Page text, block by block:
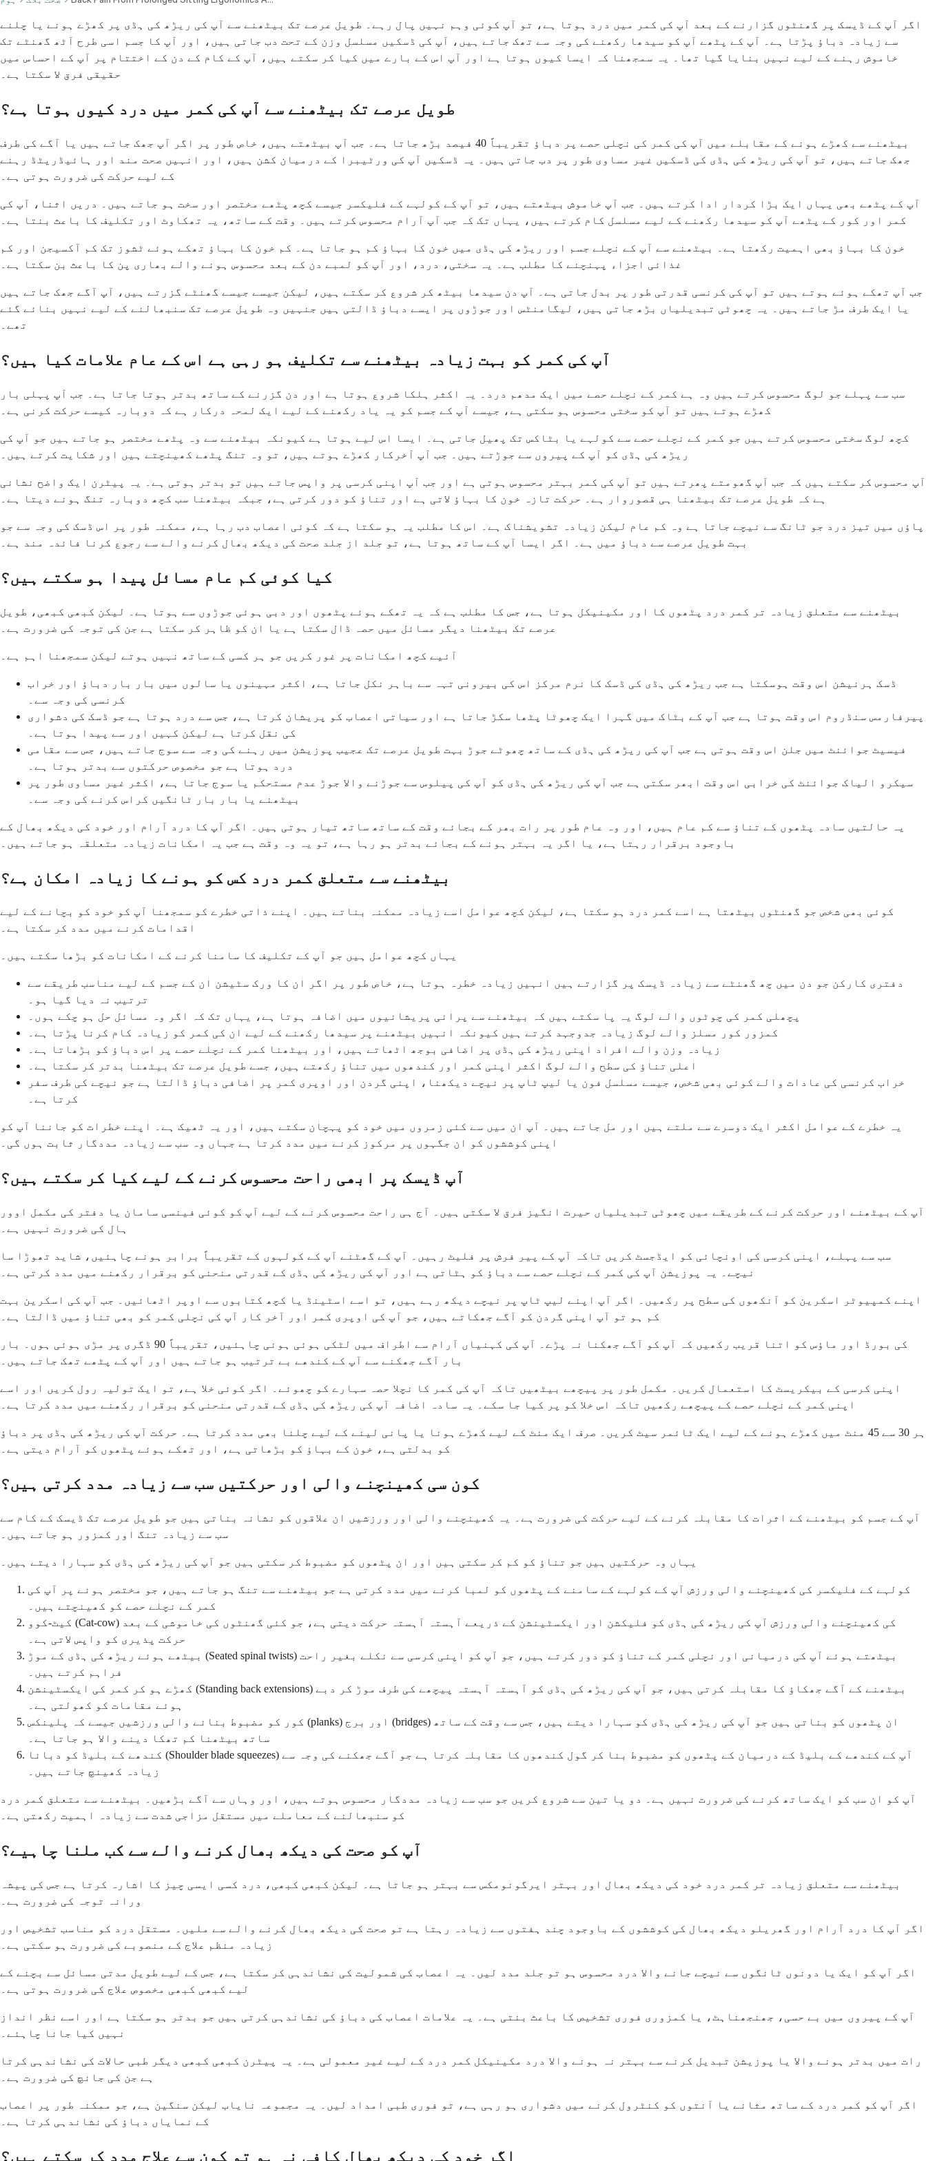
اگر آپ کے ڈیسک پر گھنٹوں گزارنے کے بعد آپ کی کمر میں درد ہوتا ہے، تو آپ کوئی وہم نہیں پال رہے۔ طویل عرصے تک بیٹھنے سے آپ کی ریڑھ کی ہڈی پر کھڑے ہونے یا چلنے
سے زیادہ دباؤ پڑتا ہے۔ آپ کے پٹھے آپ کو سیدھا رکھنے کی وجہ سے تھک جاتے ہیں، آپ کی ڈسکیں مسلسل وزن کے تحت دب جاتی ہیں، اور آپ کا جسم اسی طرح آٹھ گھنٹے تک
خاموش رہنے کے لیے نہیں بنایا گیا تھا۔ یہ سمجھنا کہ ایسا کیوں ہوتا ہے اور آپ اس کے بارے میں کیا کر سکتے ہیں، آپ کے کام کے دن کے اختتام پر آپ کے احساس میں
حقیقی فرق لا سکتا ہے۔
طویل عرصے تک بیٹھنے سے آپ کی کمر میں درد کیوں ہوتا ہے؟
بیٹھنے سے کھڑے ہونے کے مقابلے میں آپ کی کمر کی نچلی حصے پر دباؤ تقریباً 40 فیصد بڑھ جاتا ہے۔ جب آپ بیٹھتے ہیں، خاص طور پر اگر آپ جھک جاتے ہیں یا آگے کی طرف
جھک جاتے ہیں، تو آپ کی ریڑھ کی ہڈی کی ڈسکیں غیر مساوی طور پر دب جاتی ہیں۔ یہ ڈسکیں آپ کی ورٹیبرا کے درمیان کشن ہیں، اور انہیں صحت مند اور ہائیڈریٹڈ رہنے
کے لیے حرکت کی ضرورت ہوتی ہے۔
آپ کے پٹھے بھی یہاں ایک بڑا کردار ادا کرتے ہیں۔ جب آپ خاموش بیٹھتے ہیں، تو آپ کے کولہے کے فلیکسر جیسے کچھ پٹھے مختصر اور سخت ہو جاتے ہیں۔ دریں اثنا، آپ کی
کمر اور کور کے پٹھے آپ کو سیدھا رکھنے کے لیے مسلسل کام کرتے ہیں، یہاں تک کہ جب آپ آرام محسوس کرتے ہیں۔ وقت کے ساتھ، یہ تھکاوٹ اور تکلیف کا باعث بنتا ہے۔
خون کا بہاؤ بھی اہمیت رکھتا ہے۔ بیٹھنے سے آپ کے نچلے جسم اور ریڑھ کی ہڈی میں خون کا بہاؤ کم ہو جاتا ہے۔ کم خون کا بہاؤ تھکے ہوئے ٹشوز تک کم آکسیجن اور کم
غذائی اجزاء پہنچنے کا مطلب ہے۔ یہ سختی، درد، اور آپ کو لمبے دن کے بعد محسوس ہونے والے بھاری پن کا باعث بن سکتا ہے۔
جب آپ تھکے ہوئے ہوتے ہیں تو آپ کی کرنسی قدرتی طور پر بدل جاتی ہے۔ آپ دن سیدھا بیٹھ کر شروع کر سکتے ہیں، لیکن جیسے جیسے گھنٹے گزرتے ہیں، آپ آگے جھک جاتے ہیں
یا ایک طرف مڑ جاتے ہیں۔ یہ چھوٹی تبدیلیاں بڑھ جاتی ہیں، لیگامنٹس اور جوڑوں پر ایسے دباؤ ڈالتی ہیں جنہیں وہ طویل عرصے تک سنبھالنے کے لیے نہیں بنائے گئے
تھے۔
آپ کی کمر کو بہت زیادہ بیٹھنے سے تکلیف ہو رہی ہے اس کے عام علامات کیا ہیں؟
سب سے پہلے جو لوگ محسوس کرتے ہیں وہ ہے کمر کے نچلے حصے میں ایک مدھم درد۔ یہ اکثر ہلکا شروع ہوتا ہے اور دن گزرنے کے ساتھ بدتر ہوتا جاتا ہے۔ جب آپ پہلی بار
کھڑے ہوتے ہیں تو آپ کو سختی محسوس ہو سکتی ہے، جیسے آپ کے جسم کو یہ یاد رکھنے کے لیے ایک لمحہ درکار ہے کہ دوبارہ کیسے حرکت کرنی ہے۔
کچھ لوگ سختی محسوس کرتے ہیں جو کمر کے نچلے حصے سے کولہے یا بٹاکس تک پھیل جاتی ہے۔ ایسا اس لیے ہوتا ہے کیونکہ بیٹھنے سے وہ پٹھے مختصر ہو جاتے ہیں جو آپ کی
ریڑھ کی ہڈی کو آپ کے پیروں سے جوڑتے ہیں۔ جب آپ آخرکار کھڑے ہوتے ہیں، تو وہ تنگ پٹھے کھینچتے ہیں اور شکایت کرتے ہیں۔
آپ محسوس کر سکتے ہیں کہ جب آپ گھومتے پھرتے ہیں تو آپ کی کمر بہتر محسوس ہوتی ہے اور جب آپ اپنی کرسی پر واپس جاتے ہیں تو بدتر ہوتی ہے۔ یہ پیٹرن ایک واضح نشانی
ہے کہ طویل عرصے تک بیٹھنا ہی قصوروار ہے۔ حرکت تازہ خون کا بہاؤ لاتی ہے اور تناؤ کو دور کرتی ہے، جبکہ بیٹھنا سب کچھ دوبارہ تنگ ہونے دیتا ہے۔
پاؤں میں تیز درد جو ٹانگ سے نیچے جاتا ہے وہ کم عام لیکن زیادہ تشویشناک ہے۔ اس کا مطلب یہ ہو سکتا ہے کہ کوئی اعصاب دب رہا ہے، ممکنہ طور پر اس ڈسک کی وجہ سے جو
بہت طویل عرصے سے دباؤ میں ہے۔ اگر ایسا آپ کے ساتھ ہوتا ہے، تو جلد از جلد صحت کی دیکھ بھال کرنے والے سے رجوع کرنا فائدہ مند ہے۔
کیا کوئی کم عام مسائل پیدا ہو سکتے ہیں؟
بیٹھنے سے متعلق زیادہ تر کمر درد پٹھوں کا اور مکینیکل ہوتا ہے، جس کا مطلب ہے کہ یہ تھکے ہوئے پٹھوں اور دبی ہوئی جوڑوں سے ہوتا ہے۔ لیکن کبھی کبھی، طویل
عرصے تک بیٹھنا دیگر مسائل میں حصہ ڈال سکتا ہے یا ان کو ظاہر کر سکتا ہے جن کی توجہ کی ضرورت ہے۔
آئیے کچھ امکانات پر غور کریں جو ہر کسی کے ساتھ نہیں ہوتے لیکن سمجھنا اہم ہے۔
ڈسک ہرنیشن اس وقت ہوسکتا ہے جب ریڑھ کی ہڈی کی ڈسک کا نرم مرکز اس کی بیرونی تہہ سے باہر نکل جاتا ہے، اکثر مہینوں یا سالوں میں بار بار دباؤ اور خراب
کرنسی کی وجہ سے۔
پیرفارمس سنڈروم اس وقت ہوتا ہے جب آپ کے بٹاک میں گہرا ایک چھوٹا پٹھا سکڑ جاتا ہے اور سیاتی اعصاب کو پریشان کرتا ہے، جس سے درد ہوتا ہے جو ڈسک کی دشواری
کی نقل کرتا ہے لیکن کہیں اور سے پیدا ہوتا ہے۔
فیسیٹ جوائنٹ میں جلن اس وقت ہوتی ہے جب آپ کی ریڑھ کی ہڈی کے ساتھ چھوٹے جوڑ بہت طویل عرصے تک عجیب پوزیشن میں رہنے کی وجہ سے سوج جاتے ہیں، جس سے مقامی
درد ہوتا ہے جو مخصوص حرکتوں سے بدتر ہوتا ہے۔
سیکرو الیاک جوائنٹ کی خرابی اس وقت ابھر سکتی ہے جب آپ کی ریڑھ کی ہڈی کو آپ کی پیلوس سے جوڑنے والا جوڑ عدم مستحکم یا سوج جاتا ہے، اکثر غیر مساوی طور پر
بیٹھنے یا بار بار ٹانگیں کراس کرنے کی وجہ سے۔
یہ حالتیں سادہ پٹھوں کے تناؤ سے کم عام ہیں، اور وہ عام طور پر رات بھر کے بجائے وقت کے ساتھ ساتھ تیار ہوتی ہیں۔ اگر آپ کا درد آرام اور خود کی دیکھ بھال کے
باوجود برقرار رہتا ہے، یا اگر یہ بہتر ہونے کے بجائے بدتر ہو رہا ہے، تو یہ وہ وقت ہے جب یہ امکانات زیادہ متعلقہ ہو جاتے ہیں۔
بیٹھنے سے متعلق کمر درد کس کو ہونے کا زیادہ امکان ہے؟
کوئی بھی شخص جو گھنٹوں بیٹھتا ہے اسے کمر درد ہو سکتا ہے، لیکن کچھ عوامل اسے زیادہ ممکنہ بناتے ہیں۔ اپنے ذاتی خطرے کو سمجھنا آپ کو خود کو بچانے کے لیے
اقدامات کرنے میں مدد کر سکتا ہے۔
یہاں کچھ عوامل ہیں جو آپ کے تکلیف کا سامنا کرنے کے امکانات کو بڑھا سکتے ہیں۔
دفتری کارکن جو دن میں چھ گھنٹے سے زیادہ ڈیسک پر گزارتے ہیں انہیں زیادہ خطرہ ہوتا ہے، خاص طور پر اگر ان کا ورک سٹیشن ان کے جسم کے لیے مناسب طریقے سے
ترتیب نہ دیا گیا ہو۔
پچھلی کمر کی چوٹوں والے لوگ یہ پا سکتے ہیں کہ بیٹھنے سے پرانی پریشانیوں میں اضافہ ہوتا ہے، یہاں تک کہ اگر وہ مسائل حل ہو چکے ہوں۔
کمزور کور مسلز والے لوگ زیادہ جدوجہد کرتے ہیں کیونکہ انہیں بیٹھنے پر سیدھا رکھنے کے لیے ان کی کمر کو زیادہ کام کرنا پڑتا ہے۔
زیادہ وزن والے افراد اپنی ریڑھ کی ہڈی پر اضافی بوجھ اٹھاتے ہیں، اور بیٹھنا کمر کے نچلے حصے پر اس دباؤ کو بڑھاتا ہے۔
اعلی تناؤ کی سطح والے لوگ اکثر اپنی کمر اور کندھوں میں تناؤ رکھتے ہیں، جسے طویل عرصے تک بیٹھنا بدتر کر سکتا ہے۔
خراب کرنسی کی عادات والے کوئی بھی شخص، جیسے مسلسل فون یا لیپ ٹاپ پر نیچے دیکھنا، اپنی گردن اور اوپری کمر پر اضافی دباؤ ڈالتا ہے جو نیچے کی طرف سفر
کرتا ہے۔
یہ خطرے کے عوامل اکثر ایک دوسرے سے ملتے ہیں اور مل جاتے ہیں۔ آپ ان میں سے کئی زمروں میں خود کو پہچان سکتے ہیں، اور یہ ٹھیک ہے۔ اپنے خطرات کو جاننا آپ کو
اپنی کوششوں کو ان جگہوں پر مرکوز کرنے میں مدد کرتا ہے جہاں وہ سب سے زیادہ مددگار ثابت ہوں گی۔
آپ ڈیسک پر ابھی راحت محسوس کرنے کے لیے کیا کر سکتے ہیں؟
آپ کے بیٹھنے اور حرکت کرنے کے طریقے میں چھوٹی تبدیلیاں حیرت انگیز فرق لا سکتی ہیں۔ آج ہی راحت محسوس کرنے کے لیے آپ کو کوئی فینسی سامان یا دفتر کی مکمل اوور
ہال کی ضرورت نہیں ہے۔
سب سے پہلے، اپنی کرسی کی اونچائی کو ایڈجسٹ کریں تاکہ آپ کے پیر فرش پر فلیٹ رہیں۔ آپ کے گھٹنے آپ کے کولہوں کے تقریباً برابر ہونے چاہئیں، شاید تھوڑا سا
نیچے۔ یہ پوزیشن آپ کی کمر کے نچلے حصے سے دباؤ کو ہٹاتی ہے اور آپ کی ریڑھ کی ہڈی کے قدرتی منحنی کو برقرار رکھنے میں مدد کرتی ہے۔
اپنے کمپیوٹر اسکرین کو آنکھوں کی سطح پر رکھیں۔ اگر آپ اپنے لیپ ٹاپ پر نیچے دیکھ رہے ہیں، تو اسے اسٹینڈ یا کچھ کتابوں سے اوپر اٹھائیں۔ جب آپ کی اسکرین بہت
کم ہو تو آپ اپنی گردن کو آگے جھکاتے ہیں، جو آپ کی اوپری کمر اور آخر کار آپ کی نچلی کمر کو بھی تناؤ میں ڈالتا ہے۔
کی بورڈ اور ماؤس کو اتنا قریب رکھیں کہ آپ کو آگے جھکنا نہ پڑے۔ آپ کی کہنیاں آرام سے اطراف میں لٹکی ہوئی ہونی چاہئیں، تقریباً 90 ڈگری پر مڑی ہوئی ہوں۔ بار
بار آگے جھکنے سے آپ کے کندھے بے ترتیب ہو جاتے ہیں اور آپ کے پٹھے تھک جاتے ہیں۔
اپنی کرسی کے بیکریسٹ کا استعمال کریں۔ مکمل طور پر پیچھے بیٹھیں تاکہ آپ کی کمر کا نچلا حصہ سہارے کو چھوئے۔ اگر کوئی خلا ہے، تو ایک تولیہ رول کریں اور اسے
اپنی کمر کے نچلے حصے کے پیچھے رکھیں تاکہ اس خلا کو پر کیا جا سکے۔ یہ سادہ اضافہ آپ کی ریڑھ کی ہڈی کے قدرتی منحنی کو برقرار رکھنے میں مدد کرتا ہے۔
ہر 30 سے 45 منٹ میں کھڑے ہونے کے لیے ایک ٹائمر سیٹ کریں۔ صرف ایک منٹ کے لیے کھڑے ہونا یا پانی لینے کے لیے چلنا بھی مدد کرتا ہے۔ حرکت آپ کی ریڑھ کی ہڈی پر دباؤ
کو بدلتی ہے، خون کے بہاؤ کو بڑھاتی ہے، اور تھکے ہوئے پٹھوں کو آرام دیتی ہے۔
کون سی کھینچنے والی اور حرکتیں سب سے زیادہ مدد کرتی ہیں؟
آپ کے جسم کو بیٹھنے کے اثرات کا مقابلہ کرنے کے لیے حرکت کی ضرورت ہے۔ یہ کھینچنے والی اور ورزشیں ان علاقوں کو نشانہ بناتی ہیں جو طویل عرصے تک ڈیسک کے کام سے
سب سے زیادہ تنگ اور کمزور ہو جاتے ہیں۔
یہاں وہ حرکتیں ہیں جو تناؤ کو کم کر سکتی ہیں اور ان پٹھوں کو مضبوط کر سکتی ہیں جو آپ کی ریڑھ کی ہڈی کو سہارا دیتے ہیں۔
کولہے کے فلیکسر کی کھینچنے والی ورزش آپ کے کولہے کے سامنے کے پٹھوں کو لمبا کرنے میں مدد کرتی ہے جو بیٹھنے سے تنگ ہو جاتے ہیں، جو مختصر ہونے پر آپ کی
کمر کے نچلے حصے کو کھینچتے ہیں۔
کیٹ-کوو (Cat-cow) کی کھینچنے والی ورزش آپ کی ریڑھ کی ہڈی کو فلیکشن اور ایکسٹینشن کے ذریعے آہستہ آہستہ حرکت دیتی ہے، جو کئی گھنٹوں کی خاموشی کے بعد
حرکت پذیری کو واپس لاتی ہے۔
بیٹھے ہوئے ریڑھ کی ہڈی کے موڑ (Seated spinal twists) بیٹھتے ہوئے آپ کی درمیانی اور نچلی کمر کے تناؤ کو دور کرتے ہیں، جو آپ کو اپنی کرسی سے نکلے بغیر راحت
فراہم کرتے ہیں۔
کھڑے ہو کر کمر کی ایکسٹینشن (Standing back extensions) بیٹھنے کے آگے جھکاؤ کا مقابلہ کرتی ہیں، جو آپ کی ریڑھ کی ہڈی کو آہستہ آہستہ پیچھے کی طرف موڑ کر دبے
ہوئے مقامات کو کھولتی ہے۔
کور کو مضبوط بنانے والی ورزشیں جیسے کہ پلینکس (planks) اور برج (bridges) ان پٹھوں کو بناتی ہیں جو آپ کی ریڑھ کی ہڈی کو سہارا دیتے ہیں، جس سے وقت کے ساتھ
ساتھ بیٹھنا کم تھکا دینے والا ہو جاتا ہے۔
کندھے کے بلیڈ کو دبانا (Shoulder blade squeezes) آپ کے کندھے کے بلیڈ کے درمیان کے پٹھوں کو مضبوط بنا کر گول کندھوں کا مقابلہ کرتا ہے جو آگے جھکنے کی وجہ سے
زیادہ کھینچ جاتے ہیں۔
آپ کو ان سب کو ایک ساتھ کرنے کی ضرورت نہیں ہے۔ دو یا تین سے شروع کریں جو سب سے زیادہ مددگار محسوس ہوتے ہیں، اور وہاں سے آگے بڑھیں۔ بیٹھنے سے متعلق کمر درد
کو سنبھالنے کے معاملے میں مستقل مزاجی شدت سے زیادہ اہمیت رکھتی ہے۔
آپ کو صحت کی دیکھ بھال کرنے والے سے کب ملنا چاہیے؟
بیٹھنے سے متعلق زیادہ تر کمر درد خود کی دیکھ بھال اور بہتر ایرگونومکس سے بہتر ہو جاتا ہے۔ لیکن کبھی کبھی، درد کسی ایسی چیز کا اشارہ کرتا ہے جس کی پیشہ
ورانہ توجہ کی ضرورت ہے۔
اگر آپ کا درد آرام اور گھریلو دیکھ بھال کی کوششوں کے باوجود چند ہفتوں سے زیادہ رہتا ہے تو صحت کی دیکھ بھال کرنے والے سے ملیں۔ مستقل درد کو مناسب تشخیص اور
زیادہ منظم علاج کے منصوبے کی ضرورت ہو سکتی ہے۔
اگر آپ کو ایک یا دونوں ٹانگوں سے نیچے جانے والا درد محسوس ہو تو جلد مدد لیں۔ یہ اعصاب کی شمولیت کی نشاندہی کر سکتا ہے، جس کے لیے طویل مدتی مسائل سے بچنے کے
لیے کبھی کبھی مخصوص علاج کی ضرورت ہوتی ہے۔
آپ کے پیروں میں بے حسی، جھنجھناہٹ، یا کمزوری فوری تشخیص کا باعث بنتی ہے۔ یہ علامات اعصاب کی دباؤ کی نشاندہی کرتی ہیں جو بدتر ہو سکتا ہے اور اسے نظر انداز
نہیں کیا جانا چاہئے۔
رات میں بدتر ہونے والا یا پوزیشن تبدیل کرنے سے بہتر نہ ہونے والا درد مکینیکل کمر درد کے لیے غیر معمولی ہے۔ یہ پیٹرن کبھی کبھی دیگر طبی حالات کی نشاندہی کرتا
ہے جن کی جانچ کی ضرورت ہے۔
اگر آپ کو کمر درد کے ساتھ مثانے یا آنتوں کو کنٹرول کرنے میں دشواری ہو رہی ہے، تو فوری طبی امداد لیں۔ یہ مجموعہ نایاب لیکن سنگین ہے، جو ممکنہ طور پر اعصاب
کے نمایاں دباؤ کی نشاندہی کرتا ہے۔
اگر خود کی دیکھ بھال کافی نہ ہو تو کون سے علاج مدد کر سکتے ہیں؟